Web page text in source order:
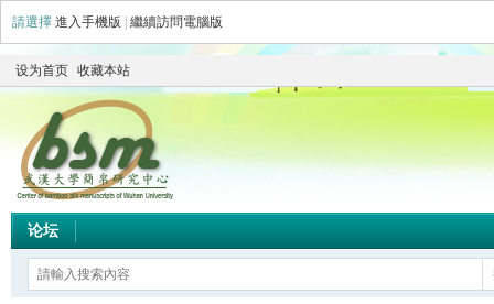
請選擇 進入手機版 繼續訪問電腦版
设为首页 收藏本站
论坛